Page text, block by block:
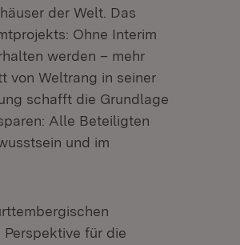
der Welt. Das
Ohne Interim
werden – mehr
von Weltrang in seiner
schafft die Grundlage
Alle Beteiligten
und im
für die